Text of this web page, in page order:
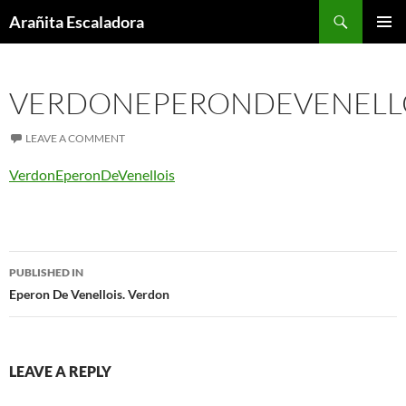
toArañita Escaladora
LEAVE A COMMENT
VerdonEperonDeVenellois
Post
navigation
PUBLISHED IN
Eperon De Venellois. Verdon
LEAVE A REPLY